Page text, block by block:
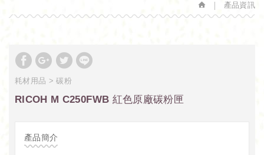
產品資訊
耗材用品 碳粉
RICOH M C250FWB 紅色原廠碳粉匣
產品簡介